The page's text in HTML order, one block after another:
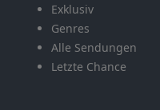
Exklusiv
Genres
Alle Sendungen
Letzte Chance